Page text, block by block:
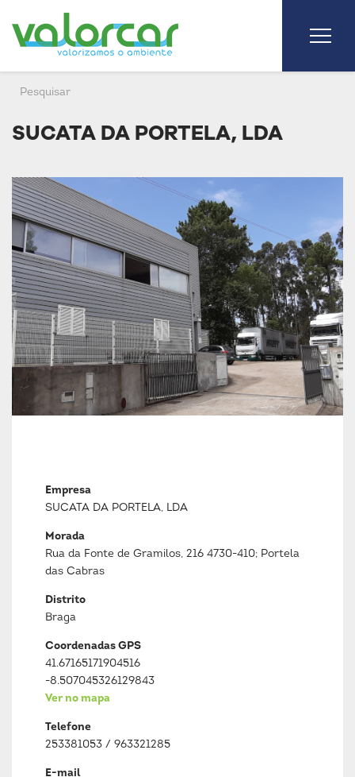
SUCATA DA PORTELA, LDA
Empresa
SUCATA DA PORTELA, LDA
Morada
Rua da Fonte de Gramilos, 216 4730-410; Portela
das Cabras
Distrito
Braga
Coordenadas GPS
41.67165171904516
-8.507045326129843
Ver no mapa
Telefone
253381053 / 963321285
E-mail